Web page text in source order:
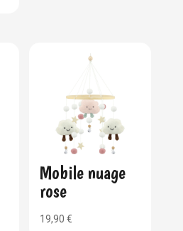
Mobile nuage
rose
19,90€